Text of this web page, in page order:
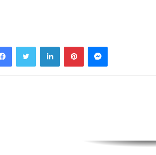
संग स्वतंत्रता दिवस
जम्मू-कश्मीर में